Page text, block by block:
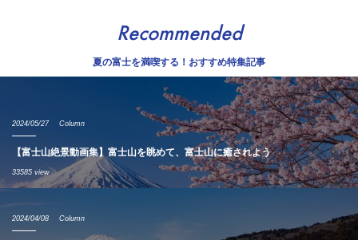
Recommended
夏の富士を満喫する！おすすめ特集記事
2024/05/27 Column
【富士山絶景動画集】富士山を眺めて、富士山に癒されよう
33585 view
2024/04/08 Column